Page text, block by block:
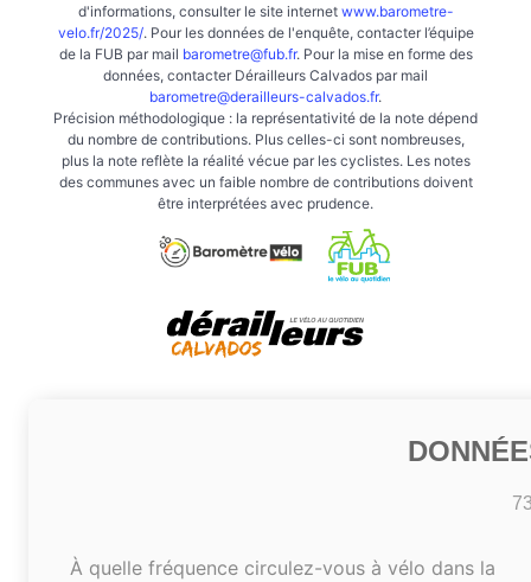
d'informations, consulter le site internet www.barometre-
velo.fr/2025/. Pour les données de l'enquête, contacter l’équipe
de la FUB par mail barometre@fub.fr. Pour la mise en forme des
données, contacter Dérailleurs Calvados par mail
barometre@derailleurs-calvados.fr.
Précision méthodologique : la représentativité de la note dépend
du nombre de contributions. Plus celles-ci sont nombreuses,
plus la note reflète la réalité vécue par les cyclistes. Les notes
des communes avec un faible nombre de contributions doivent
être interprétées avec prudence.
À quelle fréquence circulez-vous à vélo dans la